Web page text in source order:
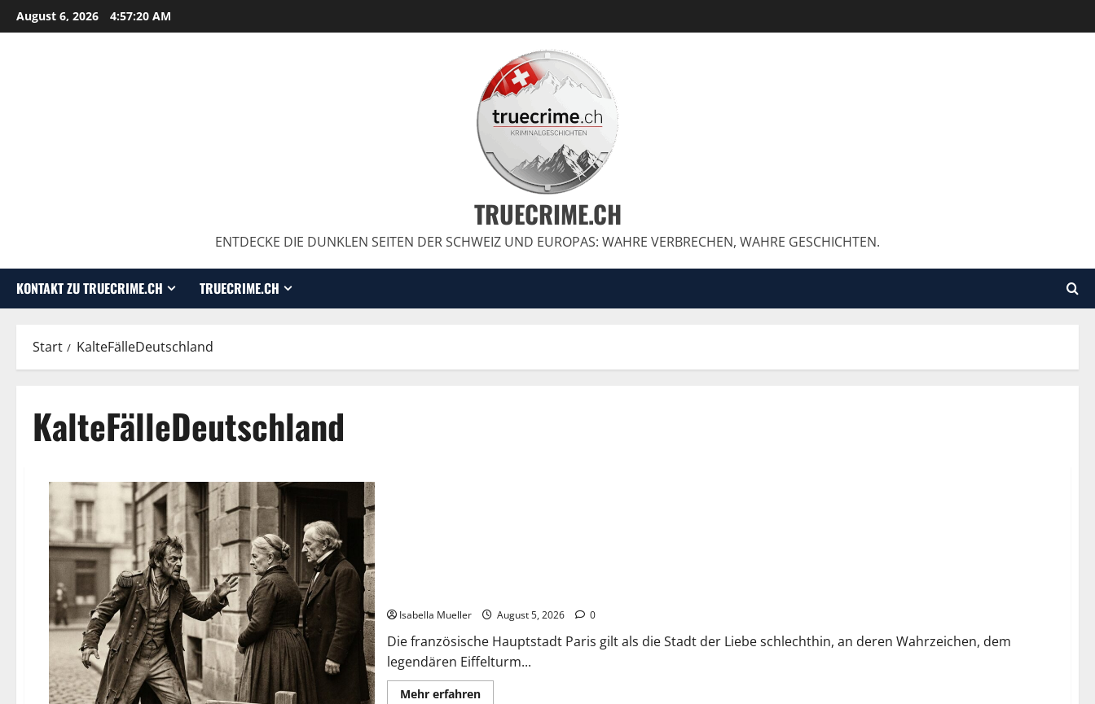
August 6, 2026 4:57:21 AM
TRUECRIME.CH
ENTDECKE DIE DUNKLEN SEITEN DER SCHWEIZ UND EUROPAS: WAHRE VERBRECHEN, WAHRE GESCHICHTEN.
KONTAKT ZU TRUECRIME.CH TRUECRIME.CH
Start KalteFälleDeutschland
KalteFälleDeutschland
Isabella Mueller August 5, 2026 0
Die französische Hauptstadt Paris gilt als die Stadt der Liebe schlechthin, an deren Wahrzeichen, dem
legendären Eiffelturm...
Mehr erfahren